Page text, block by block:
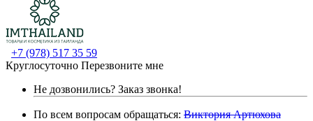
+7 (978) 517 35 59
Круглосуточно Перезвоните мне
Не дозвонились? Заказ звонка!
По всем вопросам обращаться: Виктория Артюхова